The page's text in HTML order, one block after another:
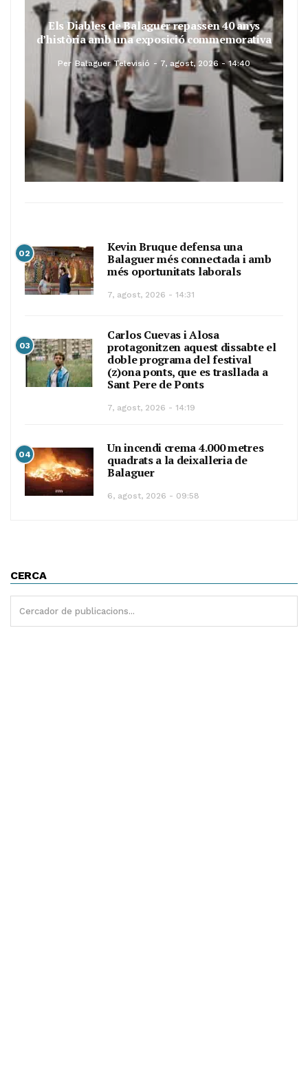
Els Diables de Balaguer repassen 40 anys
d’història amb una exposició commemorativa
Per Balaguer Televisió 7, agost, 2026 - 14:40
02
Kevin Bruque defensa una
Balaguer més connectada i amb
més oportunitats laborals
7, agost, 2026 - 14:31
03
Carlos Cuevas i Alosa
protagonitzen aquest dissabte el
doble programa del festival
(z)ona ponts, que es trasllada a
Sant Pere de Ponts
7, agost, 2026 - 14:19
04
Un incendi crema 4.000 metres
quadrats a la deixalleria de
Balaguer
6, agost, 2026 - 09:58
CERCA